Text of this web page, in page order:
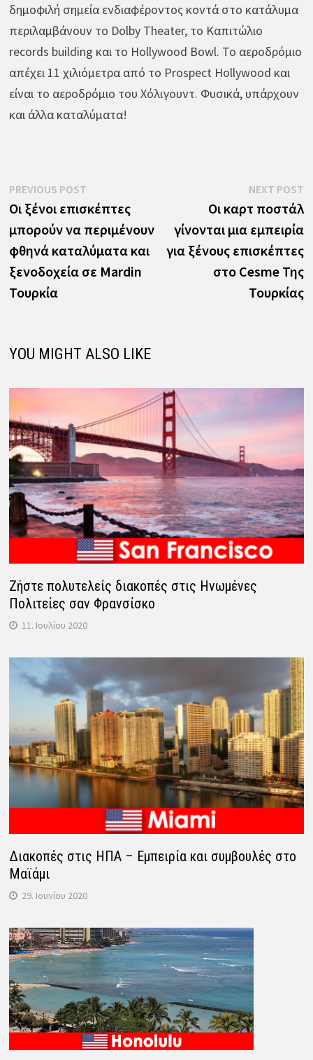
δημοφιλή σημεία ενδιαφέροντος κοντά στο κατάλυμα
περιλαμβάνουν το Dolby Theater, το Καπιτώλιο
records building και το Hollywood Bowl. Το αεροδρόμιο
απέχει 11 χιλιόμετρα από το Prospect Hollywood και
είναι το αεροδρόμιο του Χόλιγουντ. Φυσικά, υπάρχουν
και άλλα καταλύματα!
Πλοήγηση
άρθρων
PREVIOUS POSTPrevious
post:
Οι ξένοι επισκέπτες
μπορούν να περιμένουν
φθηνά καταλύματα και
ξενοδοχεία σε Mardin
Τουρκία
NEXT POST
Οι καρτ ποστάλ
γίνονται μια εμπειρία
για ξένους επισκέπτες
στο Cesme Της
Τουρκίας
YOU MIGHT ALSO LIKE
Ζήστε πολυτελείς διακοπές στις Ηνωμένες
Πολιτείες σαν Φρανσίσκο
11. Ιουλίου 2020
Διακοπές στις ΗΠΑ – Εμπειρία και συμβουλές στο
Μαϊάμι
29. Ιουνίου 2020